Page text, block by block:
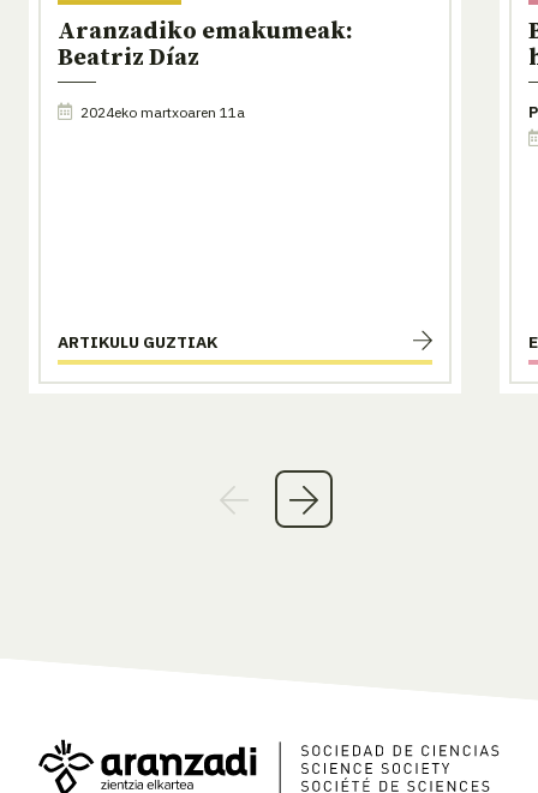
Aranzadiko emakumeak:
Beatriz Díaz
2024eko martxoaren 11a
ARTIKULU GUZTIAK